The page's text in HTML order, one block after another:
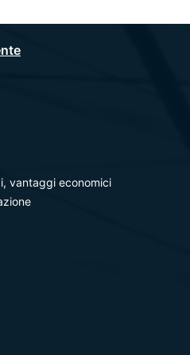
vantaggi economici